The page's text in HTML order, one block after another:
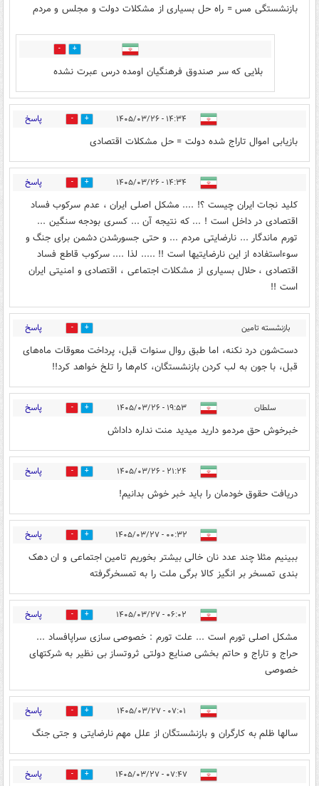
بازنشستگی مس = راه حل بسیاری از مشکلات دولت و مجلس و مردم
0
بلایی که سر صندوق فرهنگیان اومده درس عبرت نشده
۱۴:۳۴ - ۱۴۰۵/۰۳/۲۶ 1 پاسخ
بازیابی اموال تاراج شده دولت = حل مشکلات اقتصادی
۱۴:۳۴ - ۱۴۰۵/۰۳/۲۶ 1 پاسخ
کلید نجات ایران چیست ؟! .... مشکل اصلی ایران ، عدم سرکوب فساد
اقتصادی در داخل است ! ... که نتیجه آن ... کسری بودجه سنگین ...
تورم ماندگار ... نارضایتی مردم ... و حتی جسورشدن دشمن برای جنگ و
سوءاستفاده از این نارضایتیها است !! ..... لذا .... سرکوب قاطع فساد
اقتصادی ، حلال بسیاری از مشکلات اجتماعی ، اقتصادی و امنیتی ایران
است !!
بازنشسته تامین
اجتماعی
۱۹:۳۴ - ۱۴۰۵/۰۳/۲۶
0 پاسخ
دست‌شون درد نکنه، اما طبق روال سنوات قبل، پرداخت معوقات ماه‌های
قبل، با جون به لب کردن بازنشستگان، کام‌ها را تلخ خواهد کرد!!
سلطان ۱۹:۵۳ - ۱۴۰۵/۰۳/۲۶ 0 پاسخ
خبرخوش حق مردمو دارید میدید منت نداره داداش
۲۱:۲۴ - ۱۴۰۵/۰۳/۲۶ 0 پاسخ
دریافت حقوق خودمان را باید خبر خوش بدانیم!
۰۰:۳۲ - ۱۴۰۵/۰۳/۲۷ 0 پاسخ
ببینیم مثلا چند عدد نان خالی بیشتر بخوریم تامین اجتماعی و ان دهک
بندی تمسخر بر انگیز کالا برگی ملت را به تمسخرگرفته
۰۶:۰۲ - ۱۴۰۵/۰۳/۲۷ 1 پاسخ
مشکل اصلی تورم است ... علت تورم : خصوصی سازی سراپافساد ...
حراج و تاراج و حاتم بخشی صنایع دولتی ثروتساز بی نظیر به شرکتهای
خصوصی
۰۷:۰۱ - ۱۴۰۵/۰۳/۲۷ 1 پاسخ
سالها ظلم به کارگران و بازنشستگان از علل مهم نارضایتی و جتی جنگ
۰۷:۴۷ - ۱۴۰۵/۰۳/۲۷ 0 پاسخ